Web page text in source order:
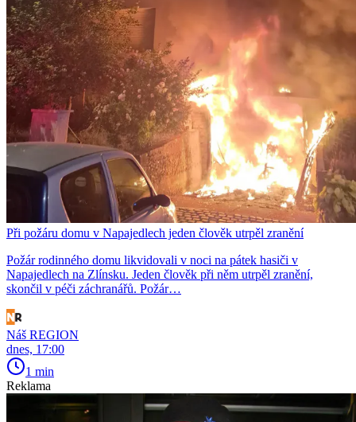
Při požáru domu v Napajedlech jeden člověk utrpěl zranění
Požár rodinného domu likvidovali v noci na pátek hasiči v
Napajedlech na Zlínsku. Jeden člověk při něm utrpěl zranění,
skončil v péči záchranářů. Požár…
Náš REGION
dnes, 17:00
1 min
Reklama